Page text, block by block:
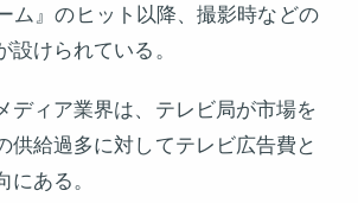
ム』のヒット以降、撮影時などの
けられている。
ィア業界は、テレビ局が市場を
供給過多に対してテレビ広告費と
ある。